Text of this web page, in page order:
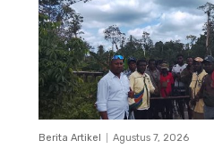
Berita Artikel Agustus 7, 2026